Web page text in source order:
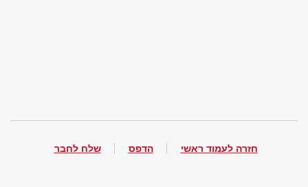
חזרה לעמוד ראשי הדפס שלח לחבר